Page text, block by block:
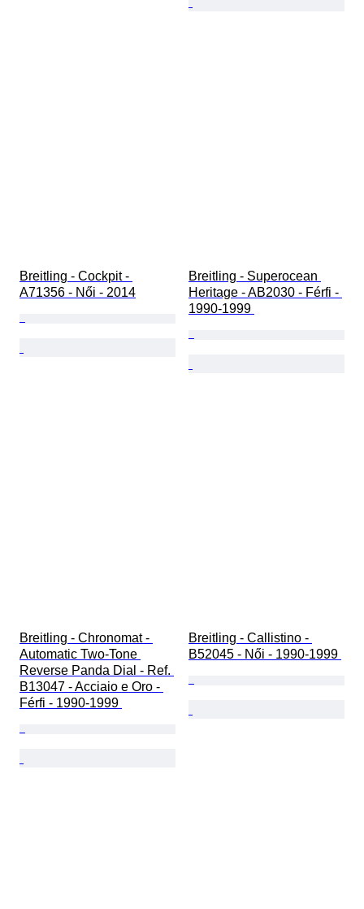
Breitling - Cockpit -
A71356 - Női - 2014
Breitling - Superocean
Heritage - AB2030 - Férfi -
1990-1999
Breitling - Chronomat -
Automatic Two-Tone
Reverse Panda Dial - Ref.
B13047 - Acciaio e Oro -
Férfi - 1990-1999
Breitling - Callistino -
B52045 - Női - 1990-1999